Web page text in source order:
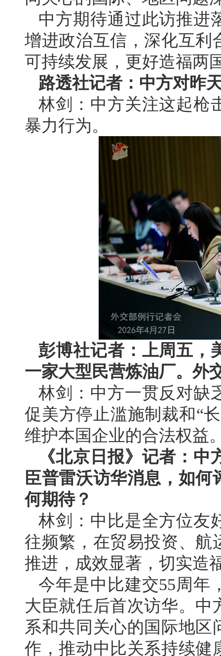
中方期待通过此访推进
增进政治互信，深化互利
可持续发展，更好造福两
路透社记者：中方对昨
林剑：中方关注这起枪
暴力行为。
彭博社记者：上周五，
一家大型民营炼油厂。外
林剑：中方一贯反对缺
促美方停止滥施制裁和“
维护本国企业的合法权益
《北京日报》记者：
臣普雷沃访华消息，如
何期待？
林剑：中比是全方位友
往频繁，在贸易投资、航
推进，成效显著，切实造
今年是中比建交55周年
大臣就任后首次访华。中
系和共同关心的国际地
作，推动中比关系持续健